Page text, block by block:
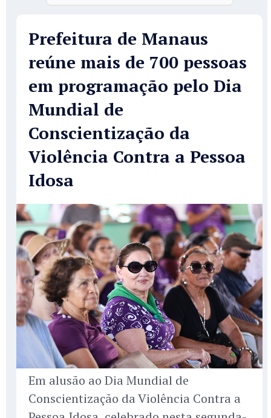
Prefeitura de Manaus
reúne mais de 700 pessoas
em programação pelo Dia
Mundial de
Conscientização da
Violência Contra a Pessoa
Idosa
Em alusão ao Dia Mundial de
Conscientização da Violência Contra a